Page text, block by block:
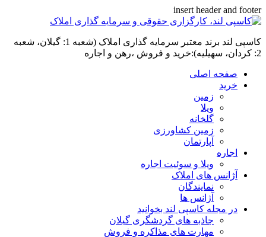
insert header and footer
کاسپی لند برند معتبر سرمایه گذاری املاک (شعبه 1: گیلان، شعبه
2: کردان، سهیلیه):خرید و فروش ،رهن و اجاره
صفحه اصلی
خرید
زمین
ویلا
گلخانه
زمین کشاورزی
آپارتمان
اجاره
ویلا و سوئیت اجاره
آژانس های املاک
نمایندگان
آژانس ها
در مجله کاسپی لند بخوانید
جاذبه های گردشگری گیلان
مهارت های مذاکره و فروش